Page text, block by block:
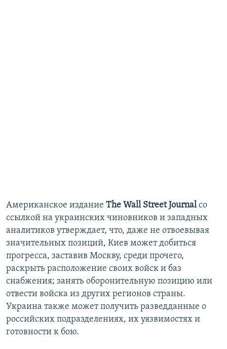
Американское издание The Wall Street Journalсо
ссылкой на украинских чиновников и западных
аналитиков утверждает, что, даже не отвоевывая
значительных позиций, Киев может добиться
прогресса, заставив Москву, среди прочего,
раскрыть расположение своих войск и баз
снабжения; занять оборонительную позицию или
отвести войска из других регионов страны.
Украина также может получить разведданные о
российских подразделениях, их уязвимостях и
готовности к бою.